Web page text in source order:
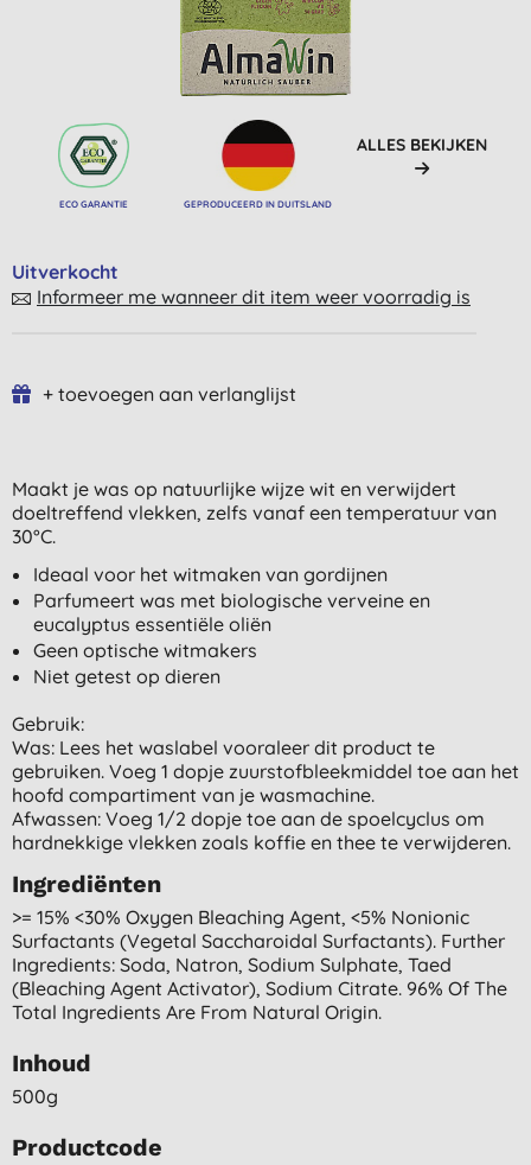
ECO GARANTIE GEPRODUCEERD IN DUITSLAND
ALLES BEKIJKEN
Uitverkocht
Informeer me wanneer dit item weer voorradig is
+ toevoegen aan verlanglijst
Maakt je was op natuurlijke wijze wit en verwijdert
doeltreffend vlekken, zelfs vanaf een temperatuur van
30°C.
Ideaal voor het witmaken van gordijnen
Parfumeert was met biologische verveine en
eucalyptus essentiële oliën
Geen optische witmakers
Niet getest op dieren
Gebruik:
Was: Lees het waslabel vooraleer dit product te
gebruiken. Voeg 1 dopje zuurstofbleekmiddel toe aan het
hoofd compartiment van je wasmachine.
Afwassen: Voeg 1/2 dopje toe aan de spoelcyclus om
hardnekkige vlekken zoals koffie en thee te verwijderen.
Ingrediënten
>= 15% <30% Oxygen Bleaching Agent, <5% Nonionic
Surfactants (vegetal Saccharoidal Surfactants). Further
Ingredients: Soda, Natron, Sodium Sulphate, Taed
(bleaching Agent Activator), Sodium Citrate. 96% Of The
Total Ingredients Are From Natural Origin.
Inhoud
500g
Productcode